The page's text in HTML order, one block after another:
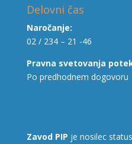
Delovni čas
Naročanje:
02 / 234 – 21 -46
Pravna svetovanja
Po predhodnem dogovoru
Zavod PIP je nosilec